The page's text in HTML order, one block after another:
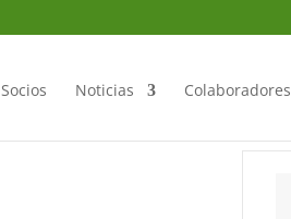
Socios Noticias Colaboradores